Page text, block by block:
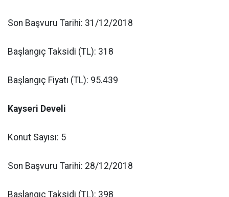
Son Başvuru Tarihi: 31/12/2018
Başlangıç Taksidi (TL): 318
Başlangıç Fiyatı (TL): 95.439
Kayseri Develi
Konut Sayısı: 5
Son Başvuru Tarihi: 28/12/2018
Başlangıç Taksidi (TL): 398